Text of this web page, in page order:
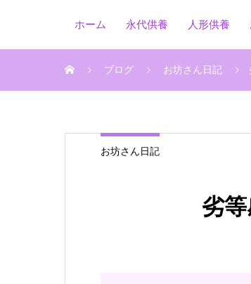
ホーム 永代供養 人形供養
ブログ お坊さん日記
お坊さん日記
劣